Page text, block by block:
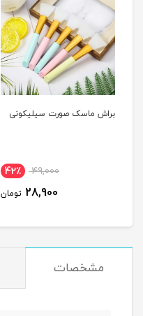
براش ماسک صورت سیلیکونی
49,000 42٪
28,900 تومان
مشخصات